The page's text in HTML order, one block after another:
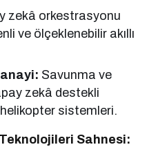
zekâ orkestrasyonu
ve ölçeklenebilir akıllı
Savunma ve
zekâ destekli
sistemleri.
Sahnesi: